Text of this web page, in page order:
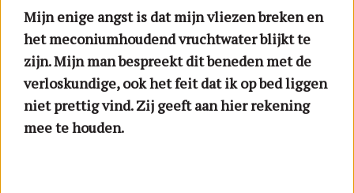
Mijn enige angst is dat mijn vliezen breken en
het meconiumhoudend vruchtwater blijkt te
zijn. Mijn man bespreekt dit beneden met de
verloskundige, ook het feit dat ik op bed liggen
niet prettig vind. Zij geeft aan hier rekening
mee te houden.